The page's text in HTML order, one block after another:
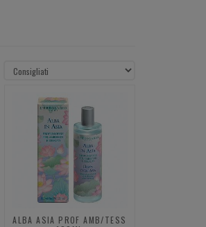
ALBA ASIA PROF AMB/TESS